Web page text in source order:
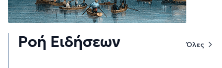
Ροή Ειδήσεων Όλες